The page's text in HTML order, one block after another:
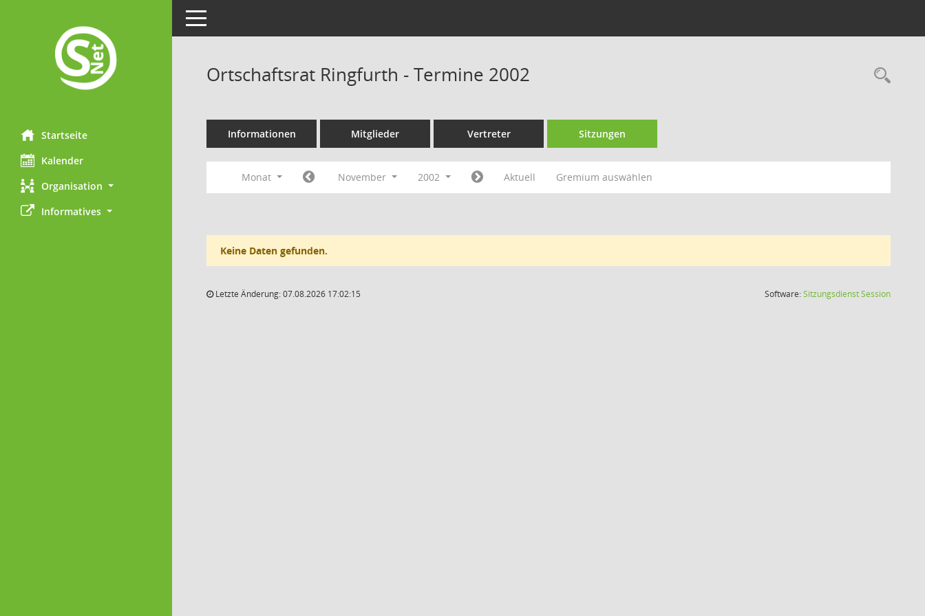
Startseite
Kalender
Organisation
Informatives
Toggle navigation
Ortschaftsrat Ringfurth - Termine 2002
Informationen Mitglieder Vertreter Sitzungen
Monat November 2002 Aktuell Gremium auswählen
Keine Daten gefunden.
Letzte Änderung: 07.08.2026 17:02:15 Software:SitzungsdienstSession(Wird in